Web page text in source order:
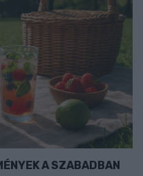
A SZABADBAN